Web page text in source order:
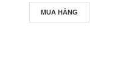
MUA HÀNG